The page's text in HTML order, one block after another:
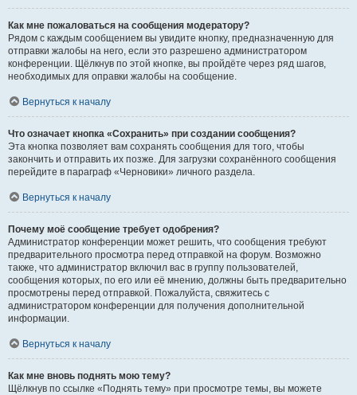
Как мне пожаловаться на сообщения модератору?
Рядом с каждым сообщением вы увидите кнопку, предназначенную для
отправки жалобы на него, если это разрешено администратором
конференции. Щёлкнув по этой кнопке, вы пройдёте через ряд шагов,
необходимых для оправки жалобы на сообщение.
Вернуться к началу
Что означает кнопка «Сохранить» при создании сообщения?
Эта кнопка позволяет вам сохранять сообщения для того, чтобы
закончить и отправить их позже. Для загрузки сохранённого сообщения
перейдите в параграф «Черновики» личного раздела.
Вернуться к началу
Почему моё сообщение требует одобрения?
Администратор конференции может решить, что сообщения требуют
предварительного просмотра перед отправкой на форум. Возможно
также, что администратор включил вас в группу пользователей,
сообщения которых, по его или её мнению, должны быть предварительно
просмотрены перед отправкой. Пожалуйста, свяжитесь с
администратором конференции для получения дополнительной
информации.
Вернуться к началу
Как мне вновь поднять мою тему?
Щёлкнув по ссылке «Поднять тему» при просмотре темы, вы можете